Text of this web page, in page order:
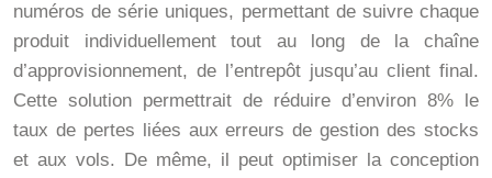
numéros de série uniques, permettant de suivre chaque
produit individuellement tout au long de la chaîne
d’approvisionnement, de l’entrepôt jusqu’au client final.
Cette solution permettrait de réduire d’environ 8% le
taux de pertes liées aux erreurs de gestion des stocks
et aux vols. De même, il peut optimiser la conception